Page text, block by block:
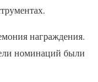
награждения.
номинаций были